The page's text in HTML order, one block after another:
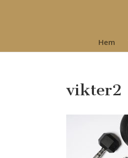
Hem
vikter2